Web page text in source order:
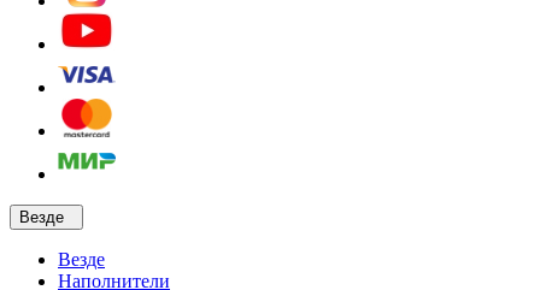
Везде
Везде
Наполнители